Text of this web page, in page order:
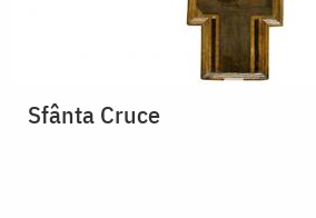
Sfânta Cruce